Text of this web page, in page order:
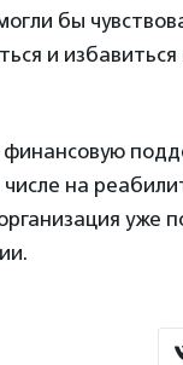
бы
и избавиться
на
уже